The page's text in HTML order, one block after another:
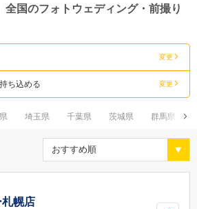
全国のフォトウェディング・前撮り
変更
ち込める 変更
埼玉県 千葉県 茨城県 群馬県
幌店